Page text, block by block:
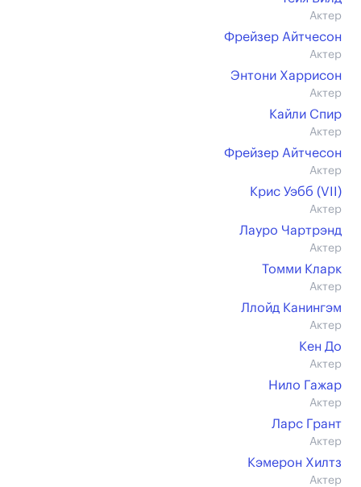
Актер
Фрейзер Айтчесон
Актер
Энтони Харрисон
Актер
Кайли Спир
Актер
Фрейзер Айтчесон
Актер
Крис Уэбб (VII)
Актер
Лауро Чартрэнд
Актер
Томми Кларк
Актер
Ллойд Канингэм
Актер
Кен До
Актер
Нило Гажар
Актер
Ларс Грант
Актер
Кэмерон Хилтз
Актер